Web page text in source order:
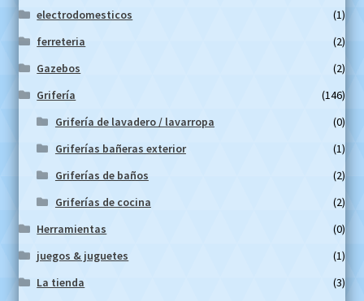
electrodomesticos
(1)
ferreteria
(2)
Gazebos
(2)
Grifería
(146)
Grifería de lavadero / lavarropa
(0)
Griferías bañeras exterior
(1)
Griferías de baños
(2)
Griferías de cocina
(2)
Herramientas
(0)
juegos & juguetes
(1)
La tienda
(3)